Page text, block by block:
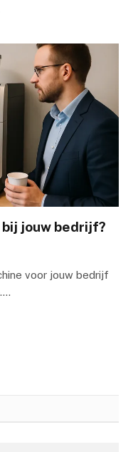
jouw bedrijf?
voor jouw bedrijf